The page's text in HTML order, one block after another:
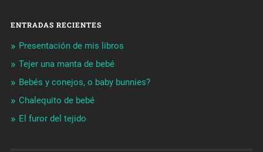
ENTRADAS RECIENTES
Presentación de mis libros
Tejer una manta de bebé
Bebés y conejos, o baby bunnies?
Chalequito de bebé
El furor del tejido